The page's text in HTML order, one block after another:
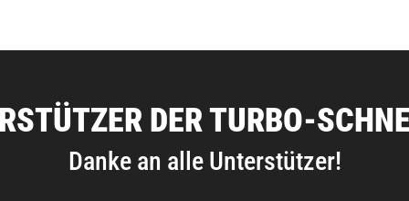
DER TURBO-
Danke an alle Unterstützer!